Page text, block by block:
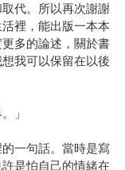
代。所以再次謝謝
裡，能出版一本本
多的論述，關於書
我可以保留在以後
」
一句話。當時是寫
是怕自己的情緒在